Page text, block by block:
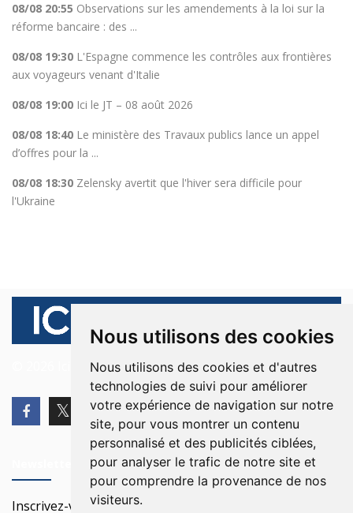
Nous utilisons des cookies
Nous utilisons des cookies et d'autres
technologies de suivi pour améliorer
votre expérience de navigation sur notre
site, pour vous montrer un contenu
personnalisé et des publicités ciblées,
pour analyser le trafic de notre site et
pour comprendre la provenance de nos
visiteurs.
08/08 20:55 Observations sur les amendements à la loi sur la
réforme bancaire : des ...
08/08 19:30 L'Espagne commence les contrôles aux frontières
aux voyageurs venant d'Italie
08/08 19:00 Ici le JT – 08 août 2026
08/08 18:40 Le ministère des Travaux publics lance un appel
d’offres pour la ...
08/08 18:30 Zelensky avertit que l'hiver sera difficile pour
l'Ukraine
© 2026 Ici Beyrouth. Tous les droits sont réservés.
Inscrivez-vous à notre Newsletter